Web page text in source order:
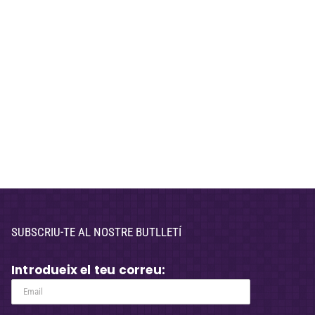
SUBSCRIU-TE AL NOSTRE BUTLLETÍ
Introdueix el teu correu: